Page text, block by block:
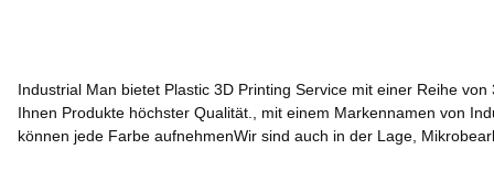
Industrial Man bietet Plastic 3D Printing Service mit einer Reihe
Ihnen Produkte höchster Qualität., mit einem Markennamen von
können jede Farbe aufnehmenWir sind auch in der Lage,